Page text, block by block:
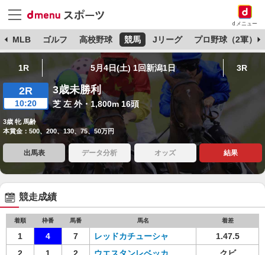
dメニュー
MLB ゴルフ 高校野球 競馬 Jリーグ プロ野球（2軍）
1R 5月4日(土) 1回新潟1日 3R
2R
10:20
3歳未勝利
芝 左 外・1,800m 16頭
3歳 牝 馬齢
本賞金：500、200、130、75、50万円
出馬表 データ分析 オッズ 結果
競走成績
着順 枠番 馬番 馬名 着差
1 4 7 レッドカチューシャ
1.47.5